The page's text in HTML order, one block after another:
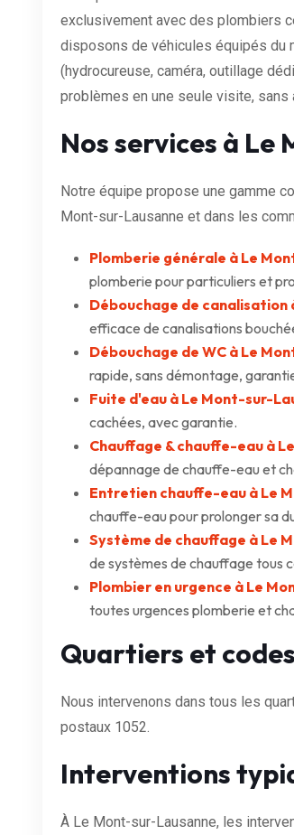
exclusivement avec des plombiers
disposons de véhicules équipés du
(hydrocureuse, caméra, outillage
problèmes en une seule visite, sans
Nos services à
Notre équipe propose une gamme
Mont-sur-Lausanne et dans les
Plomberie générale à Le
plomberie pour particuliers et
Débouchage de canalisation
efficace de canalisations
Débouchage de WC à Le
rapide, sans démontage,
Fuite d'eau à Le Mont-sur-
cachées, avec garantie.
Chauffage & chauffe-eau à
dépannage de chauffe-eau et
Entretien chauffe-eau à Le
chauffe-eau pour prolonger sa
Système de chauffage à Le
de systèmes de chauffage tous
Plombier en urgence à Le
toutes urgences plomberie et
Quartiers et
Nous intervenons dans tous les
postaux 1052.
Interventions
À Le Mont-sur-Lausanne, les